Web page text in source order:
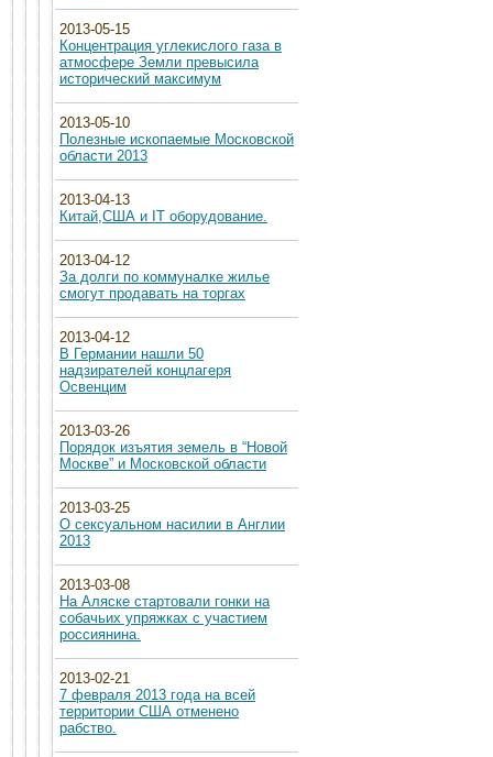
2013-05-15
Концентрация углекислого газа в
атмосфере Земли превысила
исторический максимум
2013-05-10
Полезные ископаемые Московской
области 2013
2013-04-13
Китай,США и IT оборудование.
2013-04-12
За долги по коммуналке жилье
смогут продавать на торгах
2013-04-12
В Германии нашли 50
надзирателей концлагеря
Освенцим
2013-03-26
Порядок изъятия земель в “Новой
Москве” и Московской области
2013-03-25
О сексуальном насилии в Англии
2013
2013-03-08
На Аляске стартовали гонки на
собачьих упряжках с участием
россиянина.
2013-02-21
7 февраля 2013 года на всей
территории США отменено
рабство.